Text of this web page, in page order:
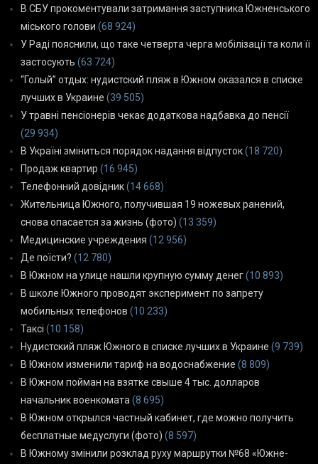
В СБУ прокоментували затримання заступника Южненського
міського голови (68 924)
У Раді пояснили, що таке четверта черга мобілізації та коли її
застосують (63 724)
“Голый” отдых: нудистский пляж в Южном оказался в списке
лучших в Украине (39 505)
У травні пенсіонерів чекає додаткова надбавка до пенсії
(29 934)
В Україні зміниться порядок надання відпусток(18 720)
Продаж квартир (16 945)
Телефонний довідник(14 668)
Жительница Южного, получившая 19 ножевых ранений,
снова опасается за жизнь (фото) (13 359)
Медицинские учреждения (12 956)
Де поїсти? (12 780)
В Южном на улице нашли крупную сумму денег(10 893)
В школе Южного проводят эксперимент по запрету
мобильных телефонов (10 233)
Таксі (10 158)
Нудистский пляж Южного в списке лучших в Украине (9 739)
В Южном изменили тариф на водоснабжение (8 809)
В Южном пойман на взятке свыше 4 тыс. долларов
начальник военкомата (8 695)
В Южном открылся частный кабинет, где можно получить
бесплатные медуслуги (фото) (8 597)
В Южному змінили розклад руху маршрутки №68 «Южне-